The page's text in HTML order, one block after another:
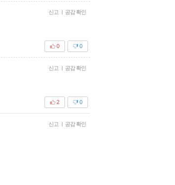
신고 | 공감 확인
0
0
신고 | 공감 확인
0
2
신고 | 공감 확인